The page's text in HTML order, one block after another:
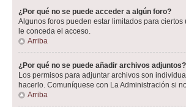
¿Por qué no se puede acceder a algún foro?
Algunos foros pueden estar limitados para
le conceda el acceso.
Arriba
¿Por qué no se puede añadir archivos adjuntos?
Los permisos para adjuntar archivos son
hacerlo. Comuníquese con La Administración si
Arriba